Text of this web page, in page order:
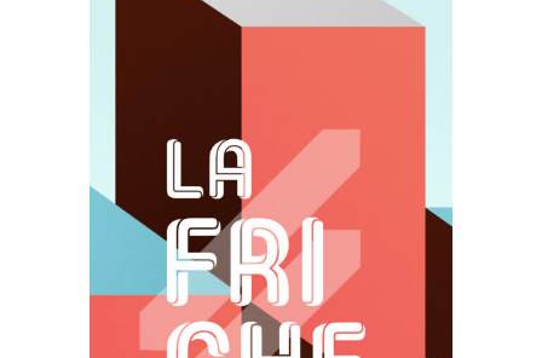
Édition Identité Illustration
La Friche